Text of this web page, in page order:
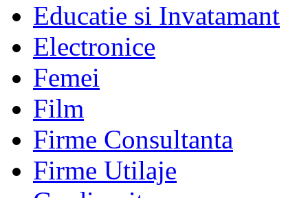
Educatie si Invatamant
Electronice
Femei
Film
Firme Consultanta
Firme Utilaje